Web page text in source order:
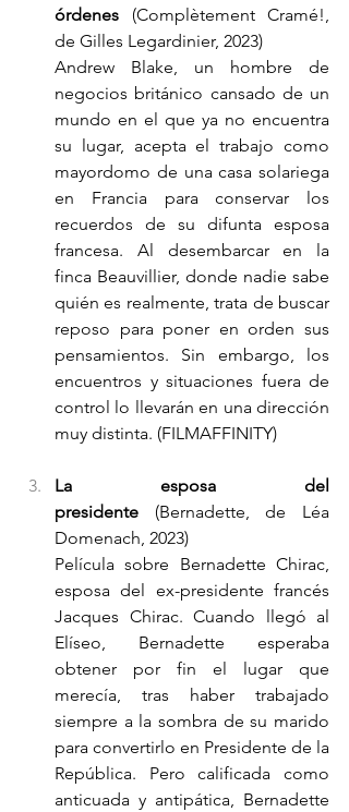
órdenes (Complètement Cramé!,
de Gilles Legardinier, 2023)
Andrew Blake, un hombre de
negocios británico cansado de un
mundo en el que ya no encuentra
su lugar, acepta el trabajo como
mayordomo de una casa solariega
en Francia para conservar los
recuerdos de su difunta esposa
francesa. Al desembarcar en la
finca Beauvillier, donde nadie sabe
quién es realmente, trata de buscar
reposo para poner en orden sus
pensamientos. Sin embargo, los
encuentros y situaciones fuera de
control lo llevarán en una dirección
muy distinta. (FILMAFFINITY)
La esposa del
presidente (Bernadette, de Léa
Domenach, 2023)
Película sobre Bernadette Chirac,
esposa del ex-presidente francés
Jacques Chirac. Cuando llegó al
Elíseo, Bernadette esperaba
obtener por fin el lugar que
merecía, tras haber trabajado
siempre a la sombra de su marido
para convertirlo en Presidente de la
República. Pero calificada como
anticuada y antipática, Bernadette